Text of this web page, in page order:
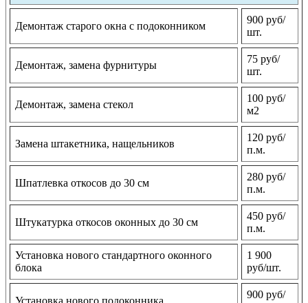
Демонтаж старого окна с подоконником
900 руб/
шт.
Демонтаж, замена фурнитуры
75 руб/
шт.
Демонтаж, замена стекол
100 руб/
м2
Замена штакетника, нащельников
120 руб/
п.м.
Шпатлевка откосов до 30 см
280 руб/
п.м.
Штукатурка откосов оконных до 30 см
450 руб/
п.м.
Установка нового стандартного оконного
блока
1 900
руб/шт.
900 руб/